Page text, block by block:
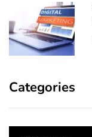
Categories